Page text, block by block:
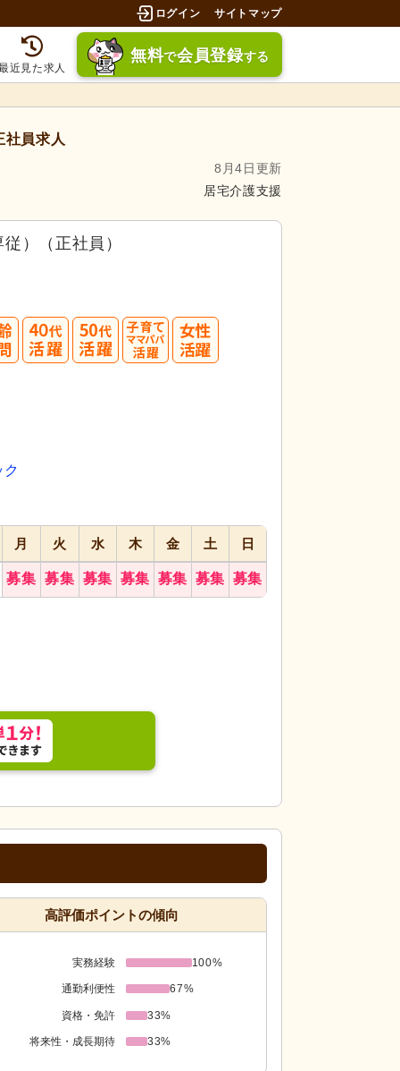
ログイン サイトマップ
近見た求人
無料で会員登録する
社員求人
8月4日更新
居宅介護支援
してみましょう！
）（正社員）
月 火 水 木 金 土 日
募集 募集 募集 募集 募集 募集 募集
高評価ポイントの傾向
実務経験 100%
通勤利便性 67%
資格・免許 33%
将来性・成長期待 33%